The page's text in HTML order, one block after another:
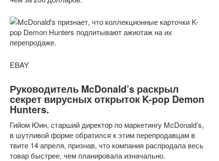
EBAY
Руководитель McDonald’s раскрыл
секрет вирусных открыток K-pop Demon
Hunters.
Гийом Юин, старший директор по маркетингу McDonald’s,
в шутливой форме обратился к этим перепродавцам в
твите 14 апреля, признав, что компания распродала весь
товар быстрее, чем планировала изначально.